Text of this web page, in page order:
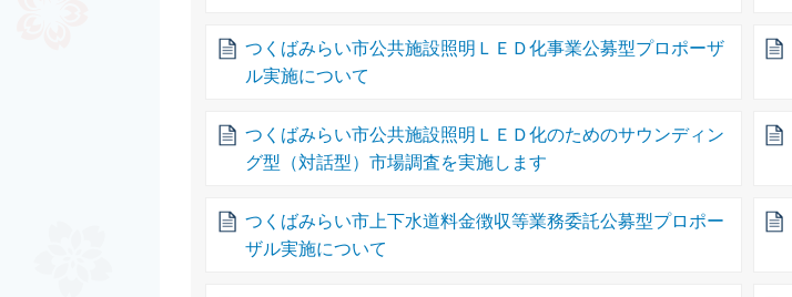
つくばみらい市公共施設照明ＬＥＤ化事業公募型プロポーザ
ル実施について
つくばみらい市公共施設照明ＬＥＤ化のためのサウンディン
グ型（対話型）市場調査を実施します
つくばみらい市上下水道料金徴収等業務委託公募型プロポー
ザル実施について